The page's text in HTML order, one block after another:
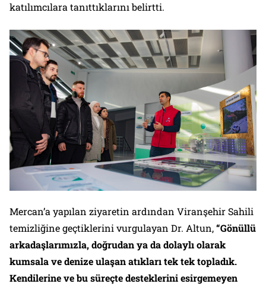
katılımcılara tanıttıklarını belirtti.
Mercan’a yapılan ziyaretin ardından Viranşehir Sahili
temizliğine geçtiklerini vurgulayan Dr. Altun,“Gönüllü
arkadaşlarımızla, doğrudan ya da dolaylı olarak
kumsala ve denize ulaşan atıkları tek tek topladık.
Kendilerine ve bu süreçte desteklerini esirgemeyen